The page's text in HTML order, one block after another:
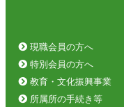
現職会員の方へ
特別会員の方へ
教育・文化振興事業
所属所の手続き等